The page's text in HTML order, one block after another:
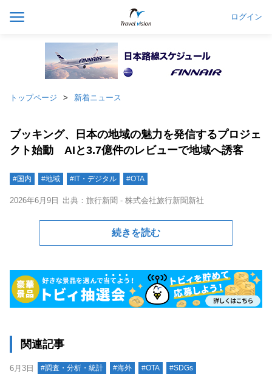
ログイン
トップページ 新着ニュース
ブッキング、日本の地域の魅力を発信するプロジェ
クト始動 AIと3.7億件のレビューで地域へ誘客
#国内 #地域 #IT・デジタル #OTA
2026年6月9日 出典：旅行新聞 - 株式会社旅行新聞新社
続きを読む
関連記事
6月3日 #調査・分析・統計 #海外 #OTA #SDGs